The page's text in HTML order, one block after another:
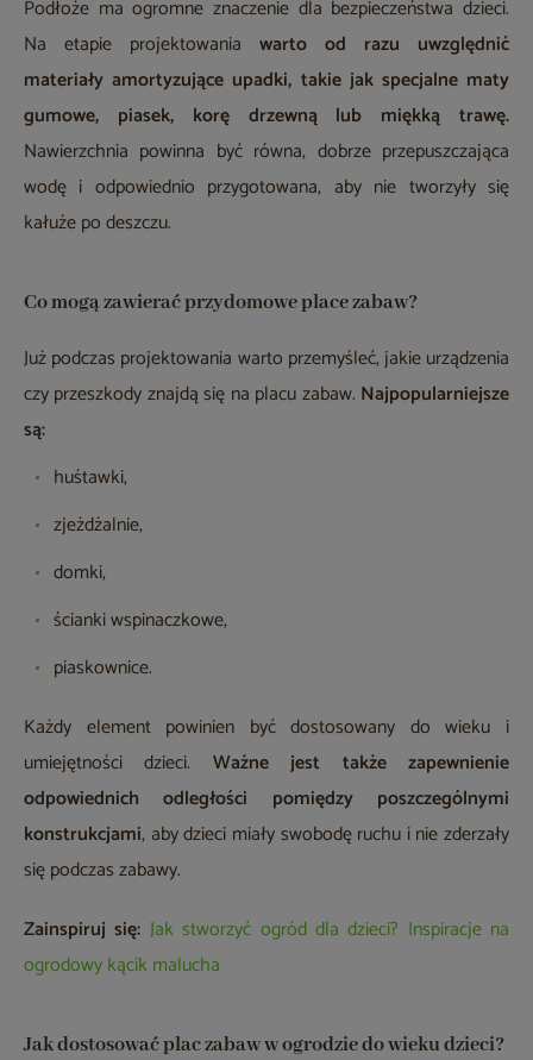
Podłoże ma ogromne znaczenie dla bezpieczeństwa dzieci.
Na etapie projektowania warto od razu uwzględnić
materiały amortyzujące upadki, takie jak specjalne maty
gumowe, piasek, korę drzewną lub miękką trawę.
Nawierzchnia powinna być równa, dobrze przepuszczająca
wodę i odpowiednio przygotowana, aby nie tworzyły się
kałuże po deszczu.
Co mogą zawierać przydomowe place zabaw?
Już podczas projektowania warto przemyśleć, jakie urządzenia
czy przeszkody znajdą się na placu zabaw. Najpopularniejsze
są:
huśtawki,
zjeżdżalnie,
domki,
ścianki wspinaczkowe,
piaskownice.
Każdy element powinien być dostosowany do wieku i
umiejętności dzieci. Ważne jest także zapewnienie
odpowiednich odległości pomiędzy poszczególnymi
konstrukcjami, aby dzieci miały swobodę ruchu i nie zderzały
się podczas zabawy.
Zainspiruj się: Jak stworzyć ogród dla dzieci? Inspiracje na
ogrodowy kącik malucha
Jak dostosować plac zabaw w ogrodzie do wieku dzieci?